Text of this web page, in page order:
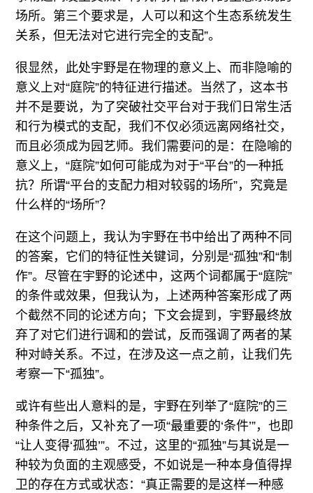
场所。第三个要求是，人可以和这个生态系统发生
关系，但无法对它进行完全的支配”。
很显然，此处宇野是在物理的意义上、而非隐喻的
意义上对“庭院”的特征进行描述。当然了，这本书
并不是要说，为了突破社交平台对于我们日常生活
和行为模式的支配，我们不仅必须远离网络社交，
而且必须成为园艺师。我们需要问的是：在隐喻的
意义上，“庭院”如何可能成为对于“平台”的一种抵
抗？所谓“平台的支配力相对较弱的场所”，究竟是
什么样的“场所”？
在这个问题上，我认为宇野在书中给出了两种不同
的答案，它们的特征性关键词，分别是“孤独”和“制
作”。尽管在宇野的论述中，这两个词都属于“庭院”
的条件或效果，但我认为，上述两种答案形成了两
个截然不同的论述方向；下文会提到，宇野最终放
弃了对它们进行调和的尝试，反而强调了两者的某
种对峙关系。不过，在涉及这一点之前，让我们先
考察一下“孤独”。
或许有些出人意料的是，宇野在列举了“庭院”的三
种条件之后，又补充了一项“最重要的‘条件’”，也即
“让人变得‘孤独’”。不过，这里的“孤独”与其说是一
种较为负面的主观感受，不如说是一种本身值得捍
卫的存在方式或状态：“真正需要的是这样一种感